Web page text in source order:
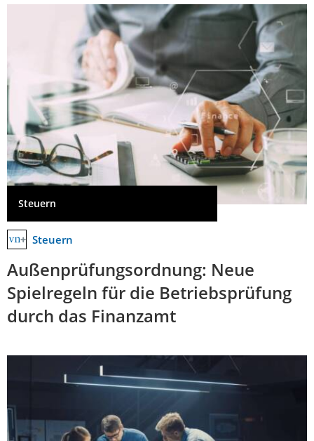
Steuern
Steuern
Außenprüfungsordnung: Neue
Spielregeln für die Betriebsprüfung
durch das Finanzamt